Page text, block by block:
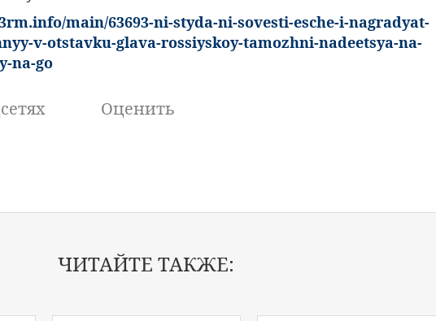
main/63693-ni-styda-ni-sovesti-esche-i-nagradyat-
v-otstavku-glava-rossiyskoy-tamozhni-nadeetsya-na-
na-go
Оценить
ЧИТАЙТЕ ТАКЖЕ: